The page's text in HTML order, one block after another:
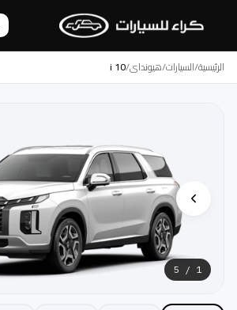
الرئيسية/السيارات/هيونداي/
i 10
1
/ 5